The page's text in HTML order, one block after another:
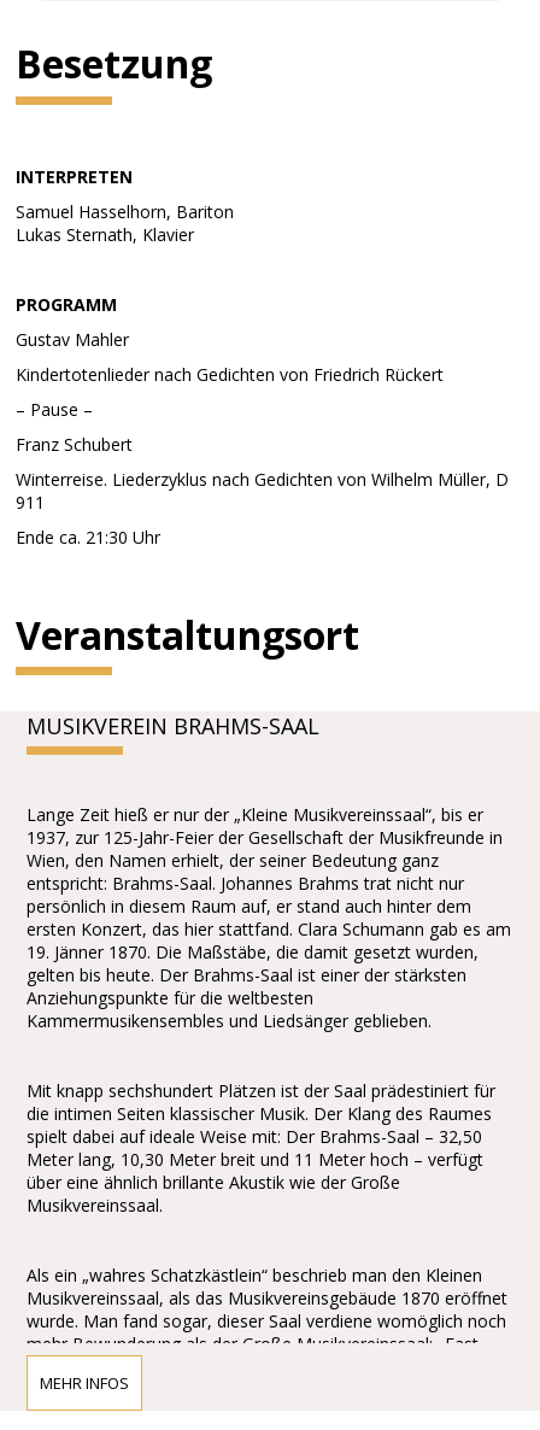
Besetzung
INTERPRETEN
Samuel Hasselhorn, Bariton
Lukas Sternath, Klavier
PROGRAMM
Gustav Mahler
Kindertotenlieder nach Gedichten von Friedrich Rückert
– Pause –
Franz Schubert
Winterreise. Liederzyklus nach Gedichten von Wilhelm Müller, D
911
Ende ca. 21:30 Uhr
Veranstaltungsort
MUSIKVEREIN BRAHMS-SAAL
Lange Zeit hieß er nur der „Kleine Musikvereinssaal“, bis er
1937, zur 125-Jahr-Feier der Gesellschaft der Musikfreunde in
Wien, den Namen erhielt, der seiner Bedeutung ganz
entspricht: Brahms-Saal. Johannes Brahms trat nicht nur
persönlich in diesem Raum auf, er stand auch hinter dem
ersten Konzert, das hier stattfand. Clara Schumann gab es am
19. Jänner 1870. Die Maßstäbe, die damit gesetzt wurden,
gelten bis heute. Der Brahms-Saal ist einer der stärksten
Anziehungspunkte für die weltbesten
Kammermusikensembles und Liedsänger geblieben.
Mit knapp sechshundert Plätzen ist der Saal prädestiniert für
die intimen Seiten klassischer Musik. Der Klang des Raumes
spielt dabei auf ideale Weise mit: Der Brahms-Saal – 32,50
Meter lang, 10,30 Meter breit und 11 Meter hoch – verfügt
über eine ähnlich brillante Akustik wie der Große
Musikvereinssaal.
Als ein „wahres Schatzkästlein“ beschrieb man den Kleinen
Musikvereinssaal, als das Musikvereinsgebäude 1870 eröffnet
wurde. Man fand sogar, dieser Saal verdiene womöglich noch
mehr Bewunderung als der Große Musikvereinssaal: „Fast
einfachen Erhabenheit …“ Dass Theophil Hansen mit dem
Brahms-Saal ein architektonisches Meisterstück des
MEHR INFOS